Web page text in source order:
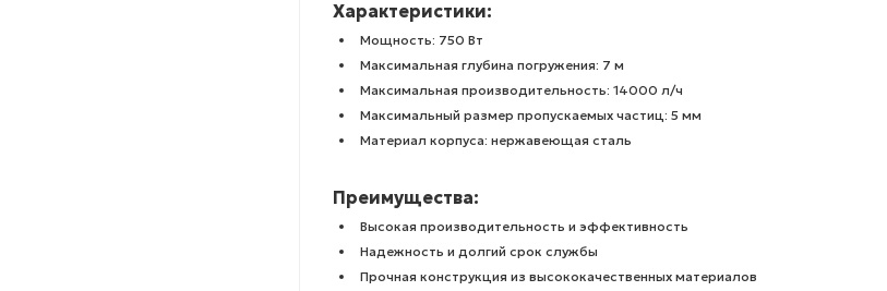
Характеристики:
Мощность: 750 Вт
Максимальная глубина погружения: 7 м
Максимальная производительность: 14000 л/ч
Максимальный размер пропускаемых частиц: 5 мм
Материал корпуса: нержавеющая сталь
Преимущества:
Высокая производительность и эффективность
Надежность и долгий срок службы
Прочная конструкция из высококачественных материалов